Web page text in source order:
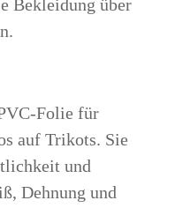
Bekleidung über
Folie für
auf Trikots. Sie
und
Dehnung und